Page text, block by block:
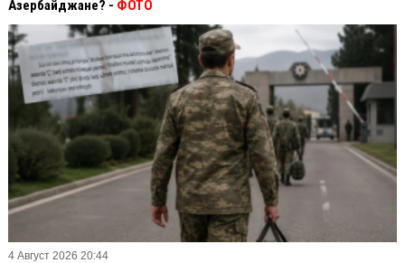
Азербайджане? - ФОТО
4 Август 2026 20:44